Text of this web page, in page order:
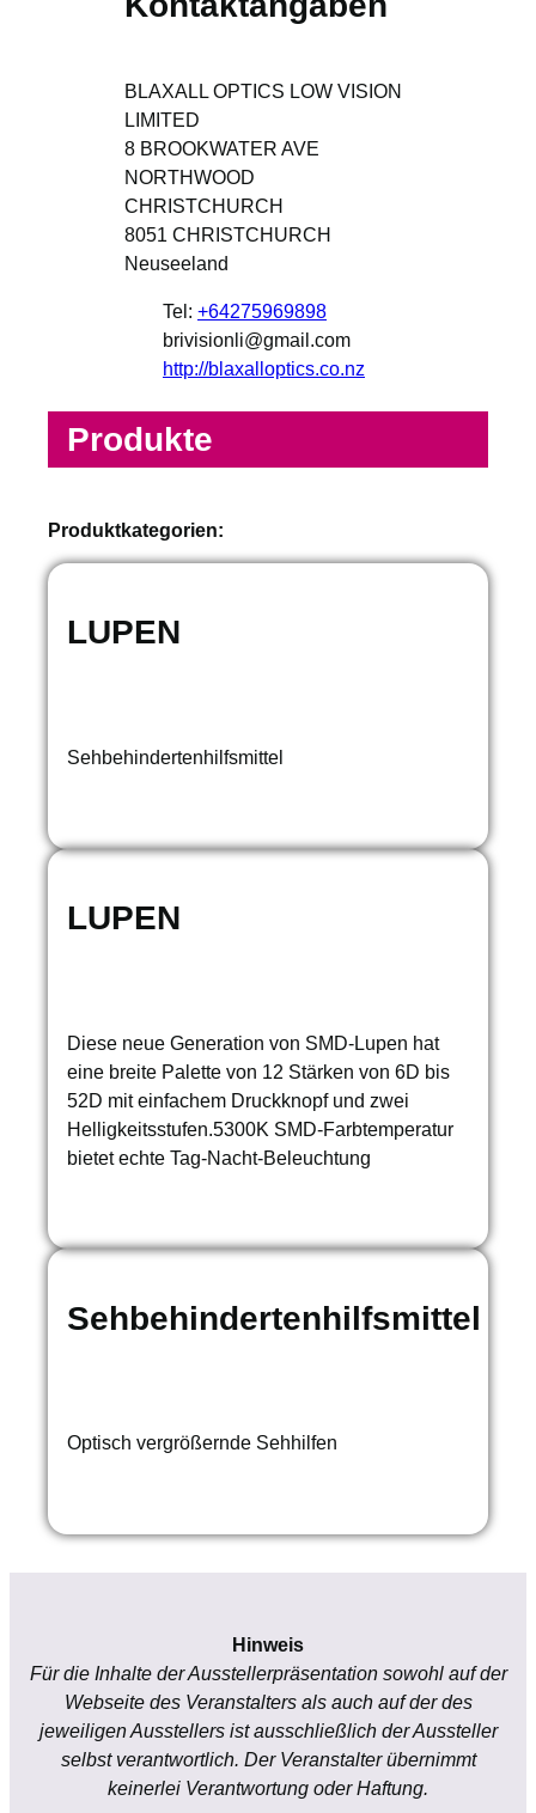
BLAXALL OPTICS LOW VISION
LIMITED
8 BROOKWATER AVE
NORTHWOOD
CHRISTCHURCH
8051 CHRISTCHURCH
Neuseeland
Tel: +64275969898
brivisionli@gmail.com
http://blaxalloptics.co.nz
Produkte
Produktkategorien:
LUPEN
Sehbehindertenhilfsmittel
LUPEN
Diese neue Generation von SMD-Lupen hat
eine breite Palette von 12 Stärken von 6D bis
52D mit einfachem Druckknopf und zwei
Helligkeitsstufen.5300K SMD-Farbtemperatur
bietet echte Tag-Nacht-Beleuchtung
Sehbehindertenhilfsmittel
Optisch vergrößernde Sehhilfen
Hinweis
Für die Inhalte der Ausstellerpräsentation sowohl auf der
Webseite des Veranstalters als auch auf der des
jeweiligen Ausstellers ist ausschließlich der Aussteller
selbst verantwortlich. Der Veranstalter übernimmt
keinerlei Verantwortung oder Haftung.